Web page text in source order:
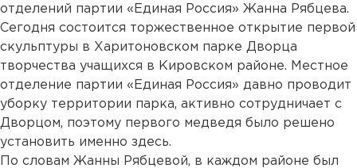
отделений партии «Единая Россия» Жанна Рябцева.
Сегодня состоится торжественное открытие первой
скульптуры в Харитоновском парке Дворца
творчества учащихся в Кировском районе. Местное
отделение партии «Единая Россия» давно проводит
уборку территории парка, активно сотрудничает с
Дворцом, поэтому первого медведя было решено
установить именно здесь.
По словам Жанны Рябцевой, в каждом районе был